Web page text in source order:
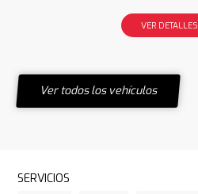
VER DETALLES
Ver todos los vehículos
SERVICIOS